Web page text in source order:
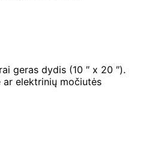
geras dydis (10 ″ x 20 ″).
ar elektrinių močiutės